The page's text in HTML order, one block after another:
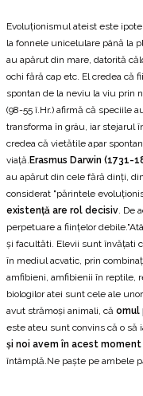
Evoluționismul ateist este
la fonnele unicelulare până la
au apărut din mare, datorită
ochi fără cap etc. El credea că
spontan de la neviu la viu prin
(98-55 î.Hr.) afirmă că speciile
transforma în grâu, iar stejarul
credea că vietătile apar
viață. Erasmus Darwin (1731-
au apărut din cele fără dinți,
considerat "părintele
existență are rol decisiv. De
perpetuare a ființelor
și facultăti. Elevii sunt învățati
în mediul acvatic, prin
amfibieni, amfibienii în reptile,
biologilor atei sunt cele ale
avut strămoși animali, că omul
este ateu sunt convins că o să
și noi avem în acest
întâmplă.Ne paște pe ambele